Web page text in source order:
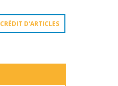
CRÉDIT D'ARTICLES